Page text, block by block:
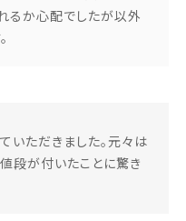
るか心配でしたが以外
いただきました。元々は
段が付いたことに驚き